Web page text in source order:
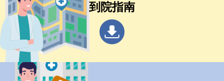
到院指南